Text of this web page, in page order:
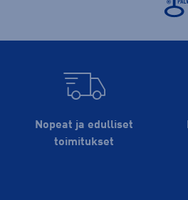
Nopeat ja edulliset
toimitukset